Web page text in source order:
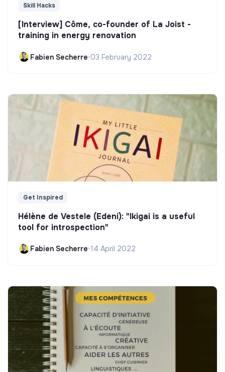
Skill Hacks
[Interview] Côme, co-founder of La Joist -
training in energy renovation
Fabien Secherre•03 February 2022
Get Inspired
Hélène de Vestele (Edeni): "Ikigai is a useful
tool for introspection"
Fabien Secherre•14 April 2022